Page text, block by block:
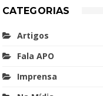
CATEGORIAS
Artigos
Fala APO
Imprensa